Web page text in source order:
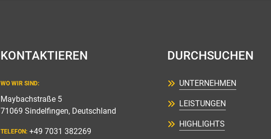
KONTAKTIEREN
WO WIR SIND:
Maybachstraße 5
71069 Sindelfingen, Deutschland
TELEFON: +49 7031 382269
DURCHSUCHEN
UNTERNEHMEN
LEISTUNGEN
HIGHLIGHTS